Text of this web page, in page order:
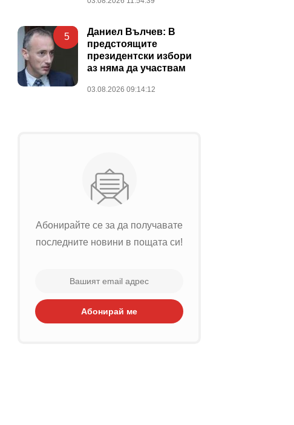
5
Даниел Вълчев: В
предстоящите
президентски избори
аз няма да участвам
03.08.2026 09:14:12
Абонирайте се за да получавате
последните новини в пощата си!
Абонирай ме